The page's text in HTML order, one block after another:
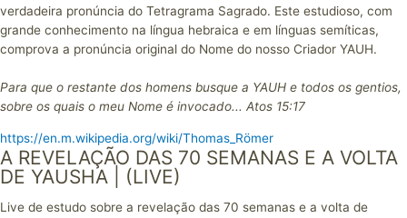
verdadeira pronúncia do Tetragrama Sagrado. Este estudioso, com
grande conhecimento na língua hebraica e em línguas semíticas,
comprova a pronúncia original do Nome do nosso Criador YAUH.
Para que o restante dos homens busque a YAUH e todos os gentios,
sobre os quais o meu Nome é invocado... Atos 15:17
https://en.m.wikipedia.org/wiki/Thomas_Römer
A REVELAÇÃO DAS 70 SEMANAS E A VOLTA
DE YAUSHA | (LIVE)
Live de estudo sobre a revelação das 70 semanas e a volta de